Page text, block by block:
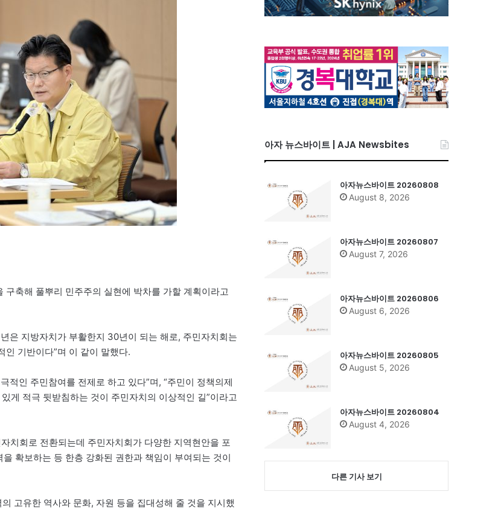
축해 풀뿌리 민주주의 실현에 박차를 가할 계획이라고
은 지방자치가 부활한지 30년이 되는 해로, 주민자치회는
기반이다”며 이 같이 말했다.
적인 주민참여를 전제로 하고 있다”며, “주민이 정책의제
게 적극 뒷받침하는 것이 주민자치의 이상적인 길”이라고
치회로 전환되는데 주민자치회가 다양한 지역현안을 포
확보하는 등 한층 강화된 권한과 책임이 부여되는 것이
고유한 역사와 문화, 자원 등을 집대성해 줄 것을 지시했
아자 뉴스바이트 | AJA Newsbites
아자뉴스바이트 20260808
August 8, 2026
아자뉴스바이트 20260807
August 7, 2026
아자뉴스바이트 20260806
August 6, 2026
아자뉴스바이트 20260805
August 5, 2026
아자뉴스바이트 20260804
August 4, 2026
다른 기사 보기